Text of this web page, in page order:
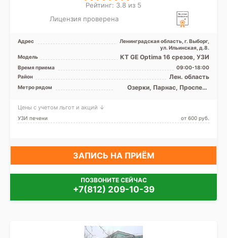
Рейтинг: 3.8 из 5
Лицензия проверена
Адрес
Ленинградская область, г. Выборг,
ул. Ильинская, д.8.
Модель
КТ GE Optima 16 срезов, УЗИ
Время приема
09:00-18:00
Район
Лен. область
Метро рядом
Озерки, Парнас, Проспект
Цены с учетом льгот и акций ↓
УЗИ печени от 600 pуб.
ЗАПИСЬ НА ПРИЁМ
ПОЗВОНИТЕ СЕЙЧАС
+7(812) 209-10-39